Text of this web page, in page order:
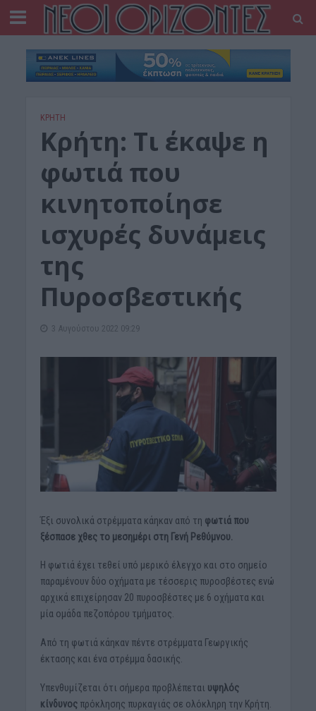
ΚΡΗΤΗ
Κρήτη: Τι έκαψε η
φωτιά που
κινητοποίησε
ισχυρές δυνάμεις
της
Πυροσβεστικής
3 Αυγούστου 2022 09:29
Έξι συνολικά στρέμματα κάηκαν από τη φωτιά που
ξέσπασε χθες το μεσημέρι στη Γενή Ρεθύμνου.
Η φωτιά έχει τεθεί υπό μερικό έλεγχο και στο σημείο
παραμένουν δύο οχήματα με τέσσερις πυροσβέστες ενώ
αρχικά επιχείρησαν 20 πυροσβέστες με 6 οχήματα και
μία ομάδα πεζοπόρου τμήματος.
Από τη φωτιά κάηκαν πέντε στρέμματα Γεωργικής
έκτασης και ένα στρέμμα δασικής.
Υπενθυμίζεται ότι σήμερα προβλέπεται υψηλός
κίνδυνοςπρόκλησης πυρκαγιάς σε ολόκληρη την Κρήτη.